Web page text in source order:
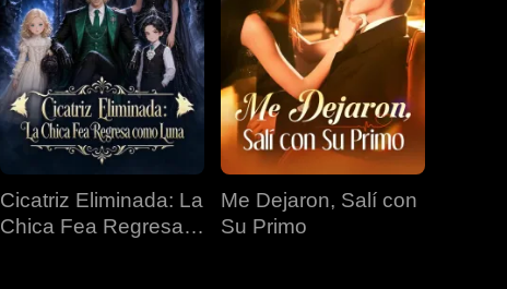
EP 25 EP 26
EP 28 EP 29 EP 30
Cicatriz Eliminada: La
Chica Fea Regresa
Me Dejaron, Salí con
Su Primo